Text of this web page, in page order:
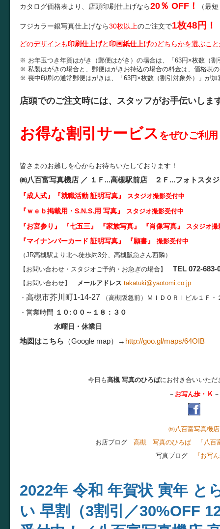
カタログ価格表より、店頭印刷仕上げなら20％ OFF！ （最
フジカラー銀写真仕上げなら30枚以上のご注文で1枚48円！
どのデザインも印刷仕上げと 印画紙仕上げのどちらかを選ぶこ
※ お年玉つき年賀はがき（郵便はがき）の場合は、「63円×枚数（
※ 私製はがきの場合と、郵便はがきお持込の場合の料金は、価格表
※ 喪中印刷の通常郵便はがきは、「63円×枚数（割引対象外）」が加
店頭でのご注文時には、スタッフがお手伝いしま
お得な割引サービス をぜひご利
皆さまのお越しを心からお待ちいたしております！
㈱八百富写真機店 ／ １Ｆ...高槻駅前店 ２Ｆ...フォトスタ
『成人式』 『就職活動 証明写真』 スタジオ撮影受付中
『ｗｅｂ掲載用・S.N.S.用 写真』 スタジオ撮影受付中
『お宮参り』 『七五三』 『家族写真』 『肖像写真』 スタジオ
『マイナンバーカード 証明写真』 『願書』
撮影受付中
（JR高槻駅より北へ徒歩約3分、高槻阪急さん西隣）
【お問い合わせ・スタジオご予約・お急ぎの場合】 TEL 072-683-
【お問い合わせ】 メールアドレス takatuki@yaotomi.co.jp
・ 高槻市芥川町1-14-27 （高槻阪急前）
ＭＩＤＯＲＩビル１Ｆ・
・ 営業時間 １０:００～１８：３０
水曜日・休業日
地図はこちら （Google map） → http://goo.gl/maps/64OIB
今日も高槻 写真のひろばにお付き合いいただ
－ お写ん歩・ Ｋ －
㈱八百富写真機店
お店ブログ 高槻 写真のひろば 「八百
写真ブログ
『お写
2022年 令和 年賀状 寅年 と
い 早割（3割引／30%OFF